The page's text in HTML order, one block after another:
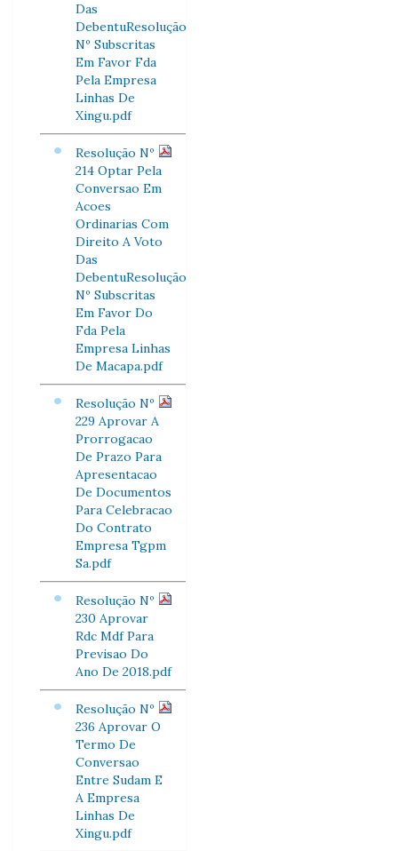
Das
DebentuResolução
Nº Subscritas
Em Favor Fda
Pela Empresa
Linhas De
Xingu.pdf
Resolução Nº
214 Optar Pela
Conversao Em
Acoes
Ordinarias Com
Direito A Voto
Das
DebentuResolução
Nº Subscritas
Em Favor Do
Fda Pela
Empresa Linhas
De Macapa.pdf
Resolução Nº
229 Aprovar A
Prorrogacao
De Prazo Para
Apresentacao
De Documentos
Para Celebracao
Do Contrato
Empresa Tgpm
Sa.pdf
Resolução Nº
230 Aprovar
Rdc Mdf Para
Previsao Do
Ano De 2018.pdf
Resolução Nº
236 Aprovar O
Termo De
Conversao
Entre Sudam E
A Empresa
Linhas De
Xingu.pdf